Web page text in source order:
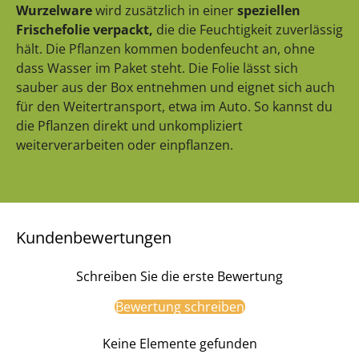
Wurzelwarewird zusätzlich in einerspeziellen
Frischefolie verpackt, die die Feuchtigkeit zuverlässig
hält. Die Pflanzen kommen bodenfeucht an, ohne
dass Wasser im Paket steht. Die Folie lässt sich
sauber aus der Box entnehmen und eignet sich auch
für den Weitertransport, etwa im Auto. So kannst du
die Pflanzen direkt und unkompliziert
weiterverarbeiten oder einpflanzen.
Kundenbewertungen
Schreiben Sie die erste Bewertung
Bewertung schreiben
Keine Elemente gefunden